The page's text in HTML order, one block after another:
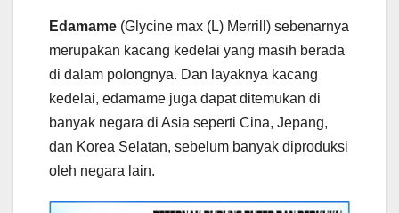
Edamame (Glycine max (L) Merrill) sebenarnya
merupakan kacang kedelai yang masih berada
di dalam polongnya. Dan layaknya kacang
kedelai, edamame juga dapat ditemukan di
banyak negara di Asia seperti Cina, Jepang,
dan Korea Selatan, sebelum banyak diproduksi
oleh negara lain.